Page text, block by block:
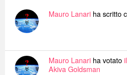
Mauro Lanari ha scritto
Mauro Lanari ha votato
Akiva Goldsman